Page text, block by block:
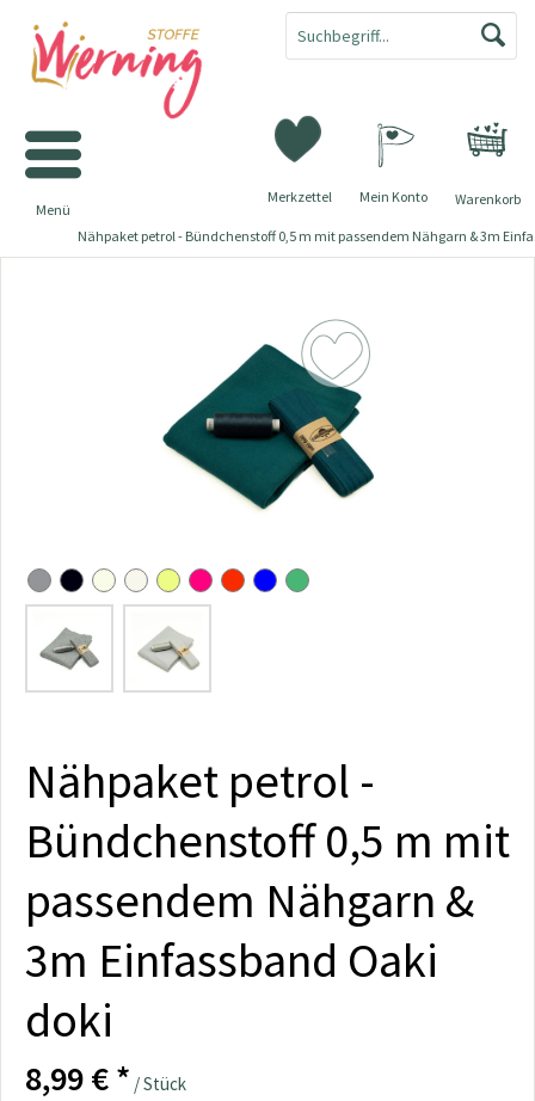
Warenkorb
Merkzettel Mein Konto
Menü
Nähpaket petrol - Bündchenstoff 0,5 m mit passendem Nähgarn & 3m
Nähpaket petrol -
Bündchenstoff 0,5 m mit
passendem Nähgarn &
3m Einfassband Oaki
doki
8,99 € * / Stück